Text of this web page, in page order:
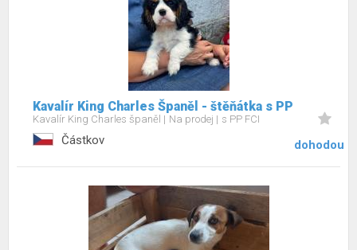
Kavalír King Charles Španěl - štěňátka s PP
Kavalír King Charles španěl Na prodej s PP FCI
Částkov dohodou